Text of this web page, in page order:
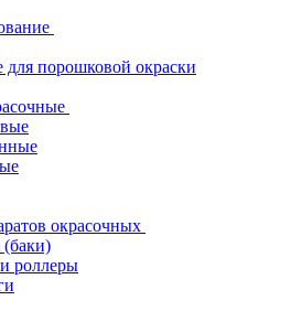
для порошковой окраски
окрасочных
(баки)
роллеры